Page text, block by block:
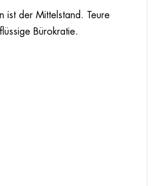
ist der Mittelstand. Teure
Bürokratie.